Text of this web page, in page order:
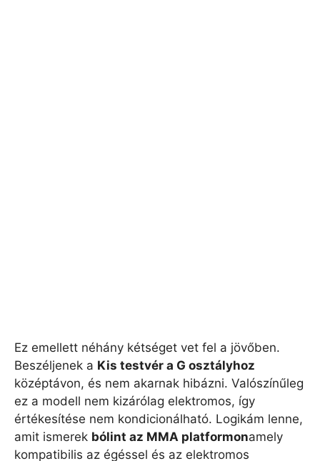
Ez emellett néhány kétséget vet fel a jövőben.
Beszéljenek a Kis testvér a G osztályhoz
középtávon, és nem akarnak hibázni. Valószínűleg
ez a modell nem kizárólag elektromos, így
értékesítése nem kondicionálható. Logikám lenne,
amit ismerek bólint az MMA platformonamely
kompatibilis az égéssel és az elektromos